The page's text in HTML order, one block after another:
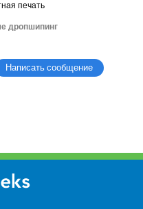
печать
дропшипинг
Написать сообщение